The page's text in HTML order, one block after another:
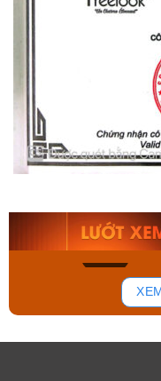
Orient Nam RA-
Mua ngay